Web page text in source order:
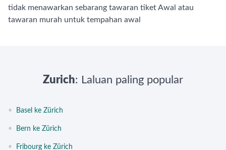
tidak menawarkan sebarang tawaran tiket Awal atau
tawaran murah untuk tempahan awal
Zurich: Laluan paling popular
• Basel ke Zürich
• Bern ke Zürich
• Fribourg ke Zürich